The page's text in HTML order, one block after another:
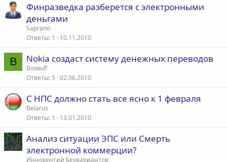
Финразведка разберется с электронными
деньгами
Saprano
Ответы 1 10.11.2010
B Nokia создаст систему денежных переводов
Biowulf
Ответы 5 02.06.2010
С НПС должно стать все ясно к 1 февраля
Belarus
Ответы 1 13.01.2010
Анализ ситуации ЭПС или Смерть
электронной коммерции?
Иннокентий Безвариантов